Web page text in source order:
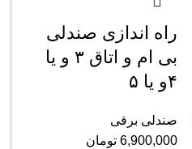
راه اندازی صندلی
بی ام و اتاق ۳ و یا
۴و یا ۵
صندلی برقی
6,900,000 تومان